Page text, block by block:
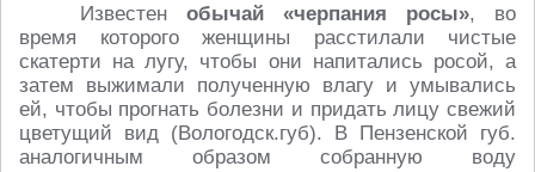
Известен обычай «черпания росы», во
время которого женщины расстилали чистые
скатерти на лугу, чтобы они напитались росой, а
затем выжимали полученную влагу и умывались
ей, чтобы прогнать болезни и придать лицу свежий
цветущий вид (Вологодск.губ). В Пензенской губ.
аналогичным образом собранную воду